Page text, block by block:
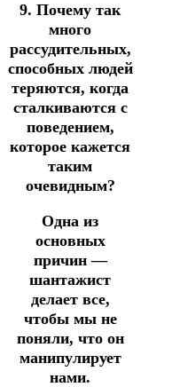
9. Почему так
много
рассудительных,
способных людей
теряются, когда
сталкиваются с
поведением,
которое кажется
таким
очевидным?
Одна из
основных
причин —
шантажист
делает все,
чтобы мы не
поняли, что он
манипулирует
нами.